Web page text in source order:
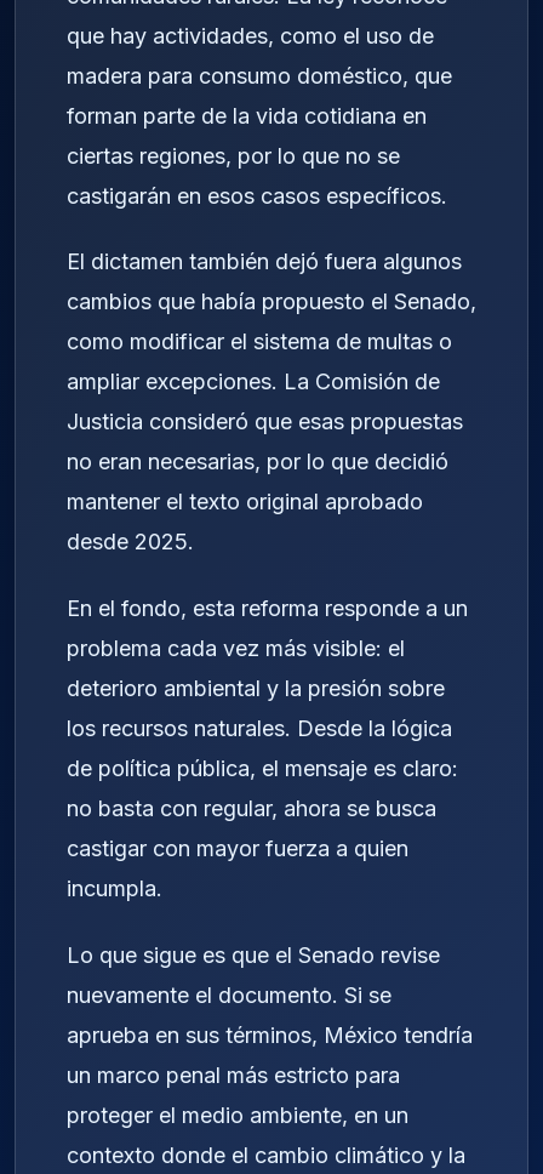
que hay actividades, como el uso de
madera para consumo doméstico, que
forman parte de la vida cotidiana en
ciertas regiones, por lo que no se
castigarán en esos casos específicos.
El dictamen también dejó fuera algunos
cambios que había propuesto el Senado,
como modificar el sistema de multas o
ampliar excepciones. La Comisión de
Justicia consideró que esas propuestas
no eran necesarias, por lo que decidió
mantener el texto original aprobado
desde 2025.
En el fondo, esta reforma responde a un
problema cada vez más visible: el
deterioro ambiental y la presión sobre
los recursos naturales. Desde la lógica
de política pública, el mensaje es claro:
no basta con regular, ahora se busca
castigar con mayor fuerza a quien
incumpla.
Lo que sigue es que el Senado revise
nuevamente el documento. Si se
aprueba en sus términos, México tendría
un marco penal más estricto para
proteger el medio ambiente, en un
contexto donde el cambio climático y la